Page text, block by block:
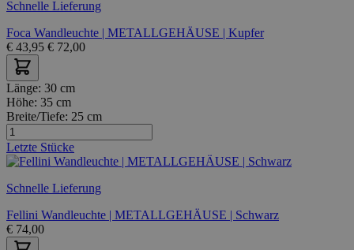
Schnelle Lieferung
Foca Wandleuchte | METALLGEHÄUSE | Kupfer
€ 43,95 € 72,00
Länge: 30 cm
Höhe: 35 cm
Breite/Tiefe: 25 cm
Letzte Stücke
Schnelle Lieferung
Fellini Wandleuchte | METALLGEHÄUSE | Schwarz
€ 74,00